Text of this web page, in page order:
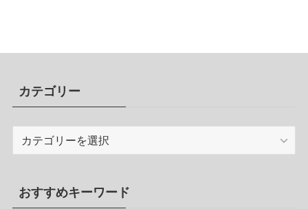
カテゴリー
リ
ー
おすすめキーワード